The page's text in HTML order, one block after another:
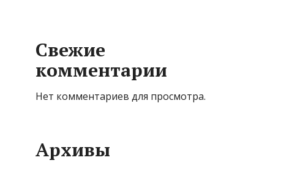
Свежие
комментарии
Нет комментариев для просмотра.
Архивы